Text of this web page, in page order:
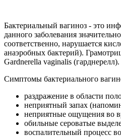
Бактериальный вагиноз - это
данного заболевания
соответственно, нарушается
анаэробных бактерий).
Gardnerella vaginalis (гарднерелл).
Симптомы бактериального
раздражение в области
неприятный запах
неприятные ощущения во
обильные сероватые
воспалительный процесс